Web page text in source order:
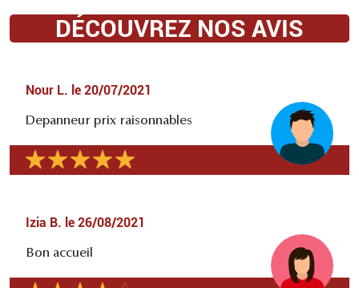
DÉCOUVREZ NOS AVIS
Nour L. le 20/07/2021
Depanneur prix raisonnables
Izia B. le 26/08/2021
Bon accueil